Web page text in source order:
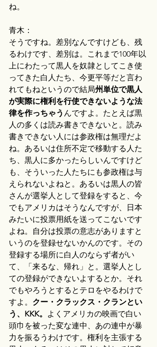
ね。
青木：
そうですね。差別なんですけども、残
るわけです、差別は。これまで100年以
上にわたって黒人を奴隷としてこき使
ってきた白人たち、今更平等だと言わ
れてもねというので結局州単位で黒人
が実際に権利を行使できないような法
律を作っちゃう んですよ。たとえば黒
人の多くは読み書きできないと。読み
書きできない人には参政権は無理だよ
ね。あるいは住所不定で移動する人た
ち、黒人に多かったらしいんですけど
も、そういった人たちにも参政権は与
えられないよねと。あるいは黒人の皆
さんが選挙人として登録をすると、今
でもアメリカはそうなんですが、日本
みたいに投票用紙を送ってこないです
よね。自分は投票の意志がありますと
いうのを登録せないかんのです。その
登録する場所に白人のならず者がい
て、「来るな、帰れ」と。選挙人とし
ての登録ができないよするとか。それ
でもやろうとするとテロをやるわけで
すよ。 クー・クラックス・クランとい
う、KKK。
よくアメリカの映画で白い
頭巾を被った変な連中、あの連中が暴
力を振るうわけです。権利を主張する